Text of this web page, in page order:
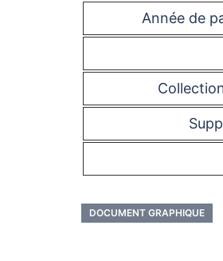
Année de
DOCUMENT GRAPHIQUE